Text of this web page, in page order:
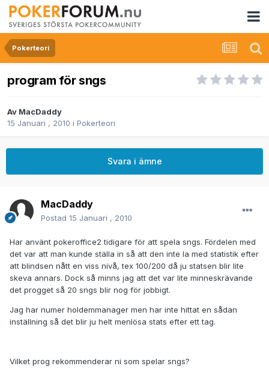
Pokerteori
program för sngs
Av MacDaddy
15 Januari , 2010 i Pokerteori
Svara i ämne
MacDaddy
Postad 15 Januari , 2010
Har använt pokeroffice2 tidigare för att spela sngs. Fördelen med
det var att man kunde ställa in så att den inte la med statistik efter
att blindsen nått en viss nivå, tex 100/200 då ju statsen blir lite
skeva annars. Dock så minns jag att det var lite minneskrävande
det progget så 20 sngs blir nog för jobbigt.
Jag har numer holdemmanager men har inte hittat en sådan
inställning så det blir ju helt menlösa stats efter ett tag.
Vilket prog rekommenderar ni som spelar sngs?